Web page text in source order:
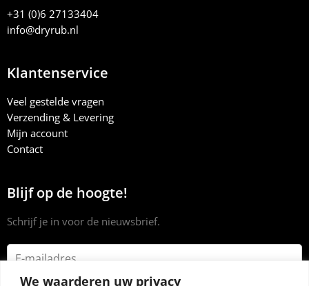
We waarderen uw privacy
+31 (0)6 27133404
info@dryrub.nl
Klantenservice
Veel gestelde vragen
Verzending & Levering
Mijn account
Contact
Blijf op de hoogte!
Schrijf je in voor de nieuwsbrief.